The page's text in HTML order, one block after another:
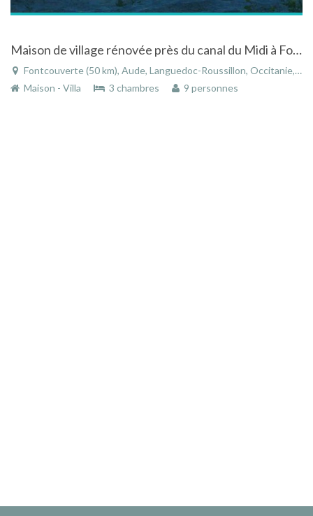
Maison de village rénovée près du canal du Midi à Fontcouverte dans le Languedoc-Roussillon
Fontcouverte (50 km), Aude, Languedoc-Roussillon, Occitanie, France
Maison - Villa
3 chambres 9 personnes